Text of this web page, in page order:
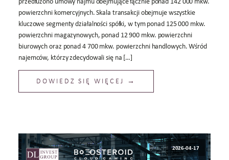
powierzchni komercyjnych. Skala transakcji obejmuje wszystkie
kluczowe segmenty działalności spółki, w tym ponad 125 000 mkw.
powierzchni magazynowych, ponad 12 900 mkw. powierzchni
biurowych oraz ponad 4 700 mkw. powierzchni handlowych. Wśród
najemców, którzy zdecydowali się na […]
DOWIEDZ SIĘ WIĘCEJ →
2026-04-17